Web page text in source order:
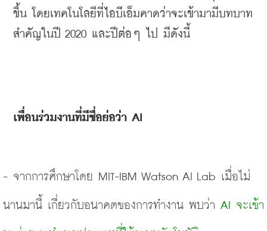
ขึ้น โดยเทคโนโลยีที่ไอบีเอ็มคาดว่าจะเข้ามามีบทบาท
สำคัญในปี 2020 และปีต่อๆ ไป มีดังนี้
เพื่อนร่วมงานที่มีชื่อย่อว่า AI
- จากการศึกษาโดย MIT-IBM Watson AI Lab เมื่อไม่
นานมานี้ เกี่ยวกับอนาคตของการทำงาน พบว่า AI จะเข้า